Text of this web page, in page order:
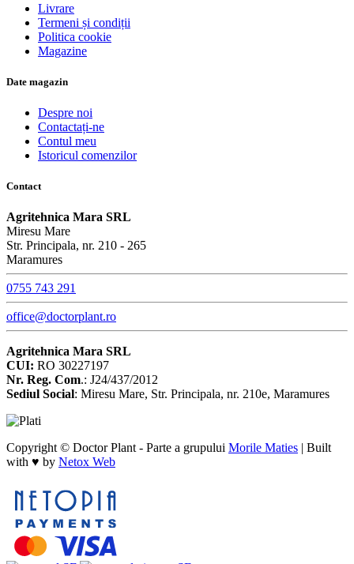
Livrare
Termeni și condiții
Politica cookie
Magazine
Date magazin
Despre noi
Contactați-ne
Contul meu
Istoricul comenzilor
Contact
Agritehnica Mara SRL
Miresu Mare
Str. Principala, nr. 210 - 265
Maramures
0755 743 291
office@doctorplant.ro
Agritehnica Mara SRL
CUI: RO 30227197
Nr. Reg. Com.: J24/437/2012
Sediul Social: Miresu Mare, Str. Principala, nr. 210e, Maramures
Copyright © Doctor Plant - Parte a grupului Morile Maties | Built
with ♥ by Netox Web